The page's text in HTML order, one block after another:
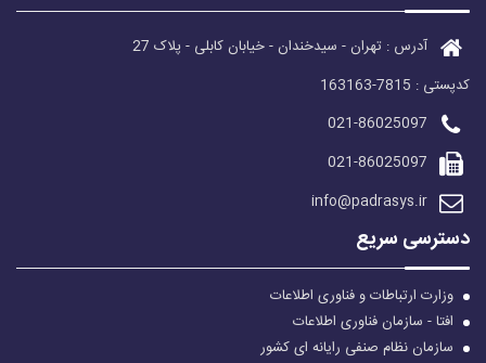
آدرس : تهران - سیدخندان - خیابان کابلی - پلاک 27
کدپستی : 7815-163163
021-86025097
021-86025097
info@padrasys.ir
دسترسی سریع
وزارت ارتباطات و فناوری اطلاعات
افتا - سازمان فناوری اطلاعات
سازمان نظام صنفی رایانه ای کشور